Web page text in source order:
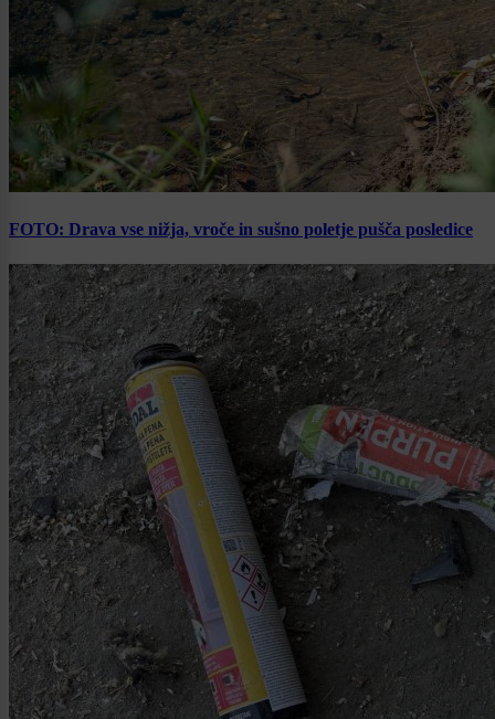
FOTO: Drava vse nižja, vroče in sušno poletje pušča posledice